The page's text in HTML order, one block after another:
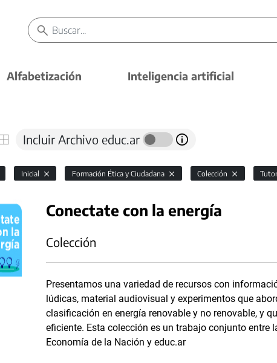
Alfabetización Inteligencia artificial
Incluir Archivo educ.ar
Inicial Formación Ética y Ciudadana Colección
Conectate con la energía
Colección
Presentamos una variedad de recursos con
lúdicas, material audiovisual y experimentos que
clasificación en energía renovable y no renovable, y
eficiente. Esta colección es un trabajo conjunto entre
Economía de la Nación y educ.ar